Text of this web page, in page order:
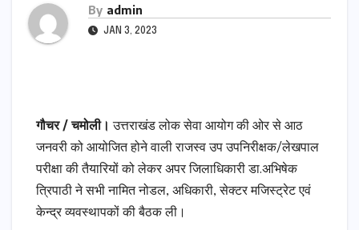
By admin
JAN 3, 2023
गौचर / चमोली। उत्तराखंड लोक सेवा आयोग की ओर से आठ
जनवरी को आयोजित होने वाली राजस्व उप उपनिरीक्षक/लेखपाल
परीक्षा की तैयारियों को लेकर अपर जिलाधिकारी डा.अभिषेक
त्रिपाठी ने सभी नामित नोडल, अधिकारी, सेक्टर मजिस्ट्रेट एवं
केन्द्र व्यवस्थापकों की बैठक ली।